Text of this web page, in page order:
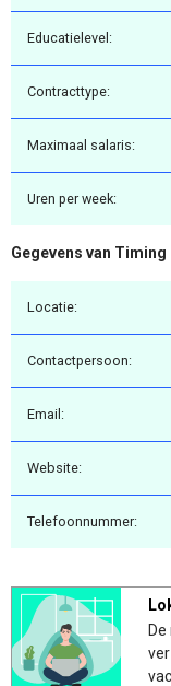
Educatielevel:
Contracttype:
Maximaal salaris:
Uren per week:
Gegevens van Timing
Locatie:
Contactpersoon:
Email:
Website:
Telefoonnummer:
De